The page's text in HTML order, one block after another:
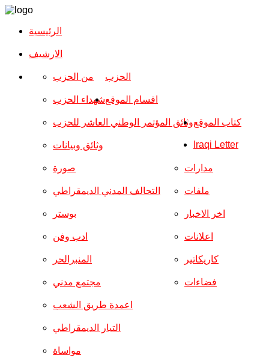
الرئيسية
الارشیف
الحزب من الحزب
شهداء الحزب
وثائق المؤتمر الوطني العاشر للحزب
وثائق وبيانات
اقسام الموقع
صورة
التحالف المدني الديمقراطي
بوستر
ادب وفن
المنبرالحر
مجتمع مدني
مدارات
ملفات
اخر الاخبار
اعلانات
كاريكاتير
فضاءات
اعمدة طريق الشعب
التيار الديمقراطي
مواساة
كتاب الموقع
Iraqi Letter